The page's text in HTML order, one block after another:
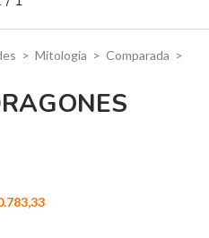
> Mitologia > Comparada >